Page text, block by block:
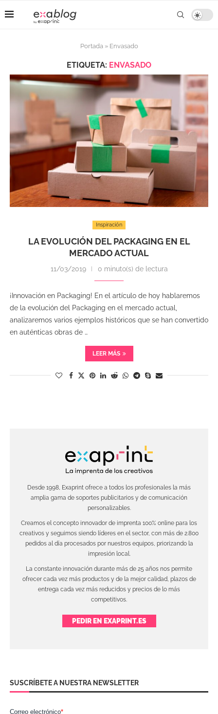
Portada» Envasado
ETIQUETA: ENVASADO
Inspiración
LA EVOLUCIÓN DEL PACKAGING EN EL
MERCADO ACTUAL
11/03/2019 0 minuto(s) de lectura
¡Innovación en Packaging! En el artículo de hoy hablaremos
de la evolución del Packaging en el mercado actual,
analizaremos varios ejemplos históricos que se han convertido
en auténticas obras de …
LEER MÁS
Desde 1998, Exaprint ofrece a todos los profesionales la más
amplia gama de soportes publicitarios y de comunicación
personalizables.
Creamos el concepto innovador de imprenta 100% online para los
creativos y seguimos siendo líderes en el sector, con más de 2.800
pedidos al día procesados por nuestros equipos, priorizando la
impresión local.
La constante innovación durante más de 25 años nos permite
ofrecer cada vez más productos y de la mejor calidad, plazos de
entrega cada vez más reducidos y precios de lo más
competitivos.
PEDIR EN EXAPRINT.ES
SUSCRÍBETE A NUESTRA NEWSLETTER